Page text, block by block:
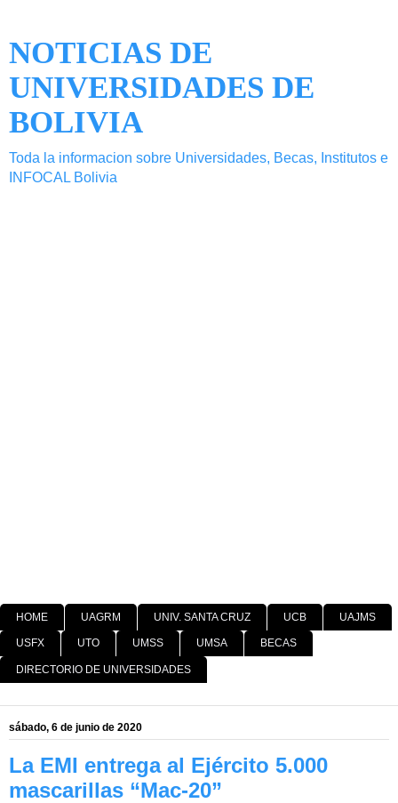
NOTICIAS DE
UNIVERSIDADES DE
BOLIVIA
Toda la informacion sobre Universidades, Becas, Institutos e
INFOCAL Bolivia
HOME UAGRM UNIV. SANTA CRUZ UCB UAJMS
USFX UTO UMSS UMSA BECAS
DIRECTORIO DE UNIVERSIDADES
sábado, 6 de junio de 2020
La EMI entrega al Ejército 5.000
mascarillas “Mac-20”